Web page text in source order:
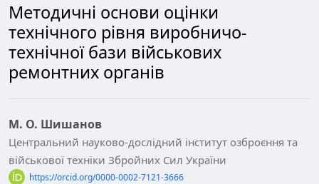
Методичні основи оцінки
технічного рівня виробничо-
технічної бази військових
ремонтних органів
М. О. Шишанов
Центральний науково-дослідний інститут озброєння та
військової техніки Збройних Сил України
https://orcid.org/0000-0002-7121-3666